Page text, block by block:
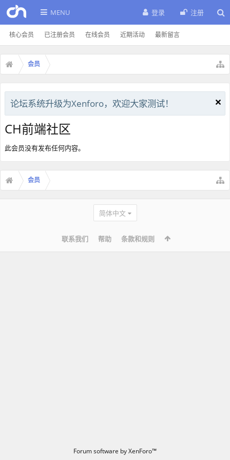
MENU
核心会员 已注册会员 在线会员 近期活动 最新留言
登录 注册
会员
论坛系统升级为Xenforo，欢迎大家测试！
CH前端社区
此会员没有发布任何内容。
会员
简体中文
联系我们 帮助 条款和规则
Forum software by XenForo™